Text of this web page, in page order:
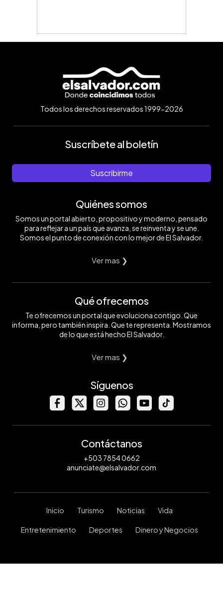
Todos los derechos reservados 1999-2026
Suscríbete al boletín
Suscribirme
Quiénes somos
Somos un portal abierto, propositivo y moderno, pensado
para reflejar a un país que avanza, se reinventa y se une.
Somos el punto de conexión con lo mejor de El Salvador.
Ver mas ❯
Qué ofrecemos
Te ofrecemos un portal que evoluciona contigo. Que
informa, pero también inspira. Que te representa. Mostramos
de lo que está hecho El Salvador.
Ver mas ❯
Síguenos
Contáctanos
+503 7854 0662
anunciate@elsalvador.com
Inicio Turismo Noticias Vida
Entretenimiento Deportes Dinero y Negocios